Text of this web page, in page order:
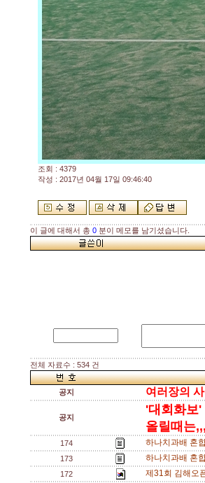
조회 : 4379
작성 : 2017년 04월 17일 09:46:40
이 글에 대해서 총 0 분이 메모를 남기셨습니다.
전체 자료수 : 534 건
공지 여러장의
공지
'대회화보'
올릴때는
174 하나치과배 혼
173 하나치과배 혼
172 제31회 김해오